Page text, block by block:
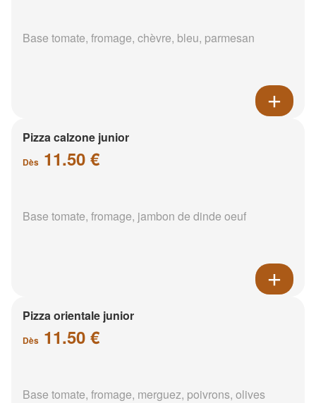
Base tomate, fromage, chèvre, bleu, parmesan
Pizza calzone junior
Dès 11.50 €
Base tomate, fromage, jambon de dinde oeuf
Pizza orientale junior
Dès 11.50 €
Base tomate, fromage, merguez, poivrons, olives